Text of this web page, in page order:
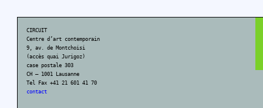
CIRCUIT
Centre d’art contemporain
9, av. de Montchoisi
(accès quai Jurigoz)
case postale 303
CH – 1001 Lausanne
Tel Fax +41 21 601 41 70
contact